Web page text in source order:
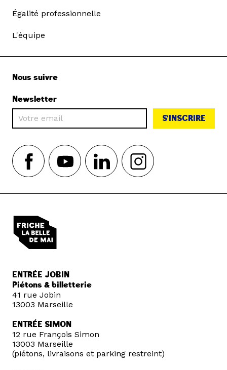
Égalité professionnelle
L'équipe
Nous suivre
Newsletter
S'INSCRIRE
ENTRÉE JOBIN
Piétons & billetterie
41 rue Jobin
13003 Marseille
ENTRÉE SIMON
12 rue François Simon
13003 Marseille
(piétons, livraisons et parking restreint)